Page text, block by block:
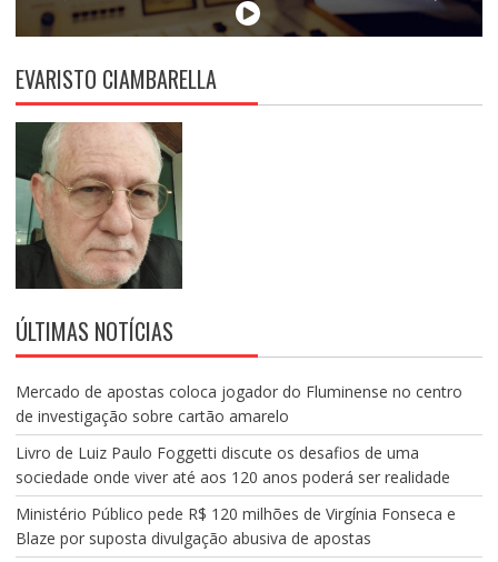
EVARISTO CIAMBARELLA
ÚLTIMAS NOTÍCIAS
Mercado de apostas coloca jogador do Fluminense no centro
de investigação sobre cartão amarelo
Livro de Luiz Paulo Foggetti discute os desafios de uma
sociedade onde viver até aos 120 anos poderá ser realidade
Ministério Público pede R$ 120 milhões de Virgínia Fonseca e
Blaze por suposta divulgação abusiva de apostas